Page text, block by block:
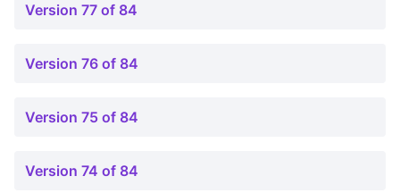
Version 77 of 84
Version 76 of 84
Version 75 of 84
Version 74 of 84